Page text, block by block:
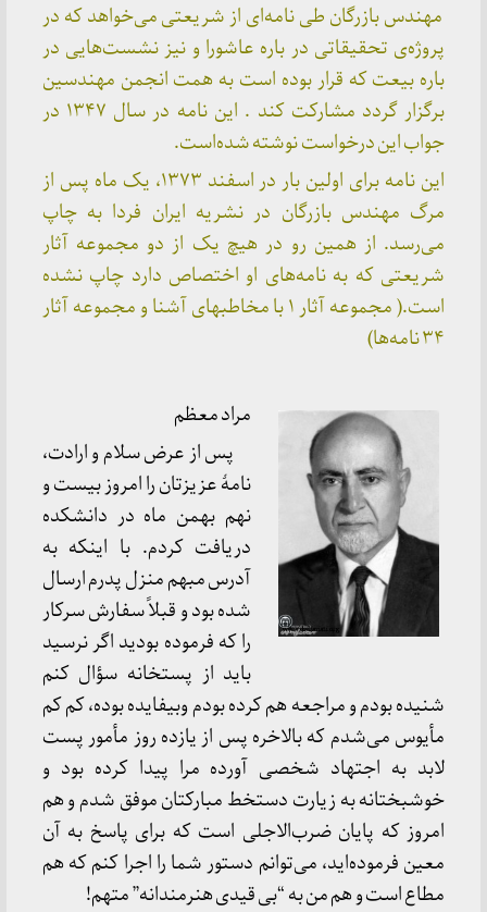
مهندس بازرگان طی نامه‌ای از شریعتی می‌خواهد که در
پروژه‌ی تحقیقاتی در باره عاشورا و نیز نشست‌هایی در
باره بیعت که قرار بوده است به همت انجمن مهندسین
برگزار گردد مشارکت کند .
این نامه در سال ۱۳۴۷ در
جواب این درخواست نوشته شده‌است.
این نامه برای اولین بار در اسفند ۱۳۷۳، یک ماه پس از
مرگ مهندس بازرگان در نشریه ایران فردا به چاپ
می‌رسد. از همین رو در هیچ یک از دو مجموعه آثار
شریعتی که به نامه‌های او اختصاص دارد چاپ نشده
است.( مجموعه آثار ۱ با مخاطبهای آشنا و مجموعه آثار
۳۴ نامه‌ها)
مراد معظم
پس از عرض سلام و ارادت،
نامۀ عزیزتان را امروز بیست و
نهم بهمن ماه در دانشکده
دریافت کردم. با اینکه به
آدرس مبهم منزل پدرم ارسال
شده بود و قبلاً سفارش سرکار
را که فرموده بودید اگر نرسید
باید از پستخانه سؤال کنم
شنیده بودم و مراجعه هم کرده بودم وبیفایده بوده، کم کم
مأیوس می‌شدم که بالاخره پس از یازده روز مأمور پست
لابد به اجتهاد شخصی آورده مرا پیدا کرده بود و
خوشبختانه به زیارت دستخط مبارکتان موفق شدم و هم
امروز که پایان ضرب‌الاجلی است که برای پاسخ به آن
معین فرموده‌اید، می‌توانم دستور شما را اجرا کنم که هم
مطاع است و هم من به “بی قیدی هنرمندانه” متهم!